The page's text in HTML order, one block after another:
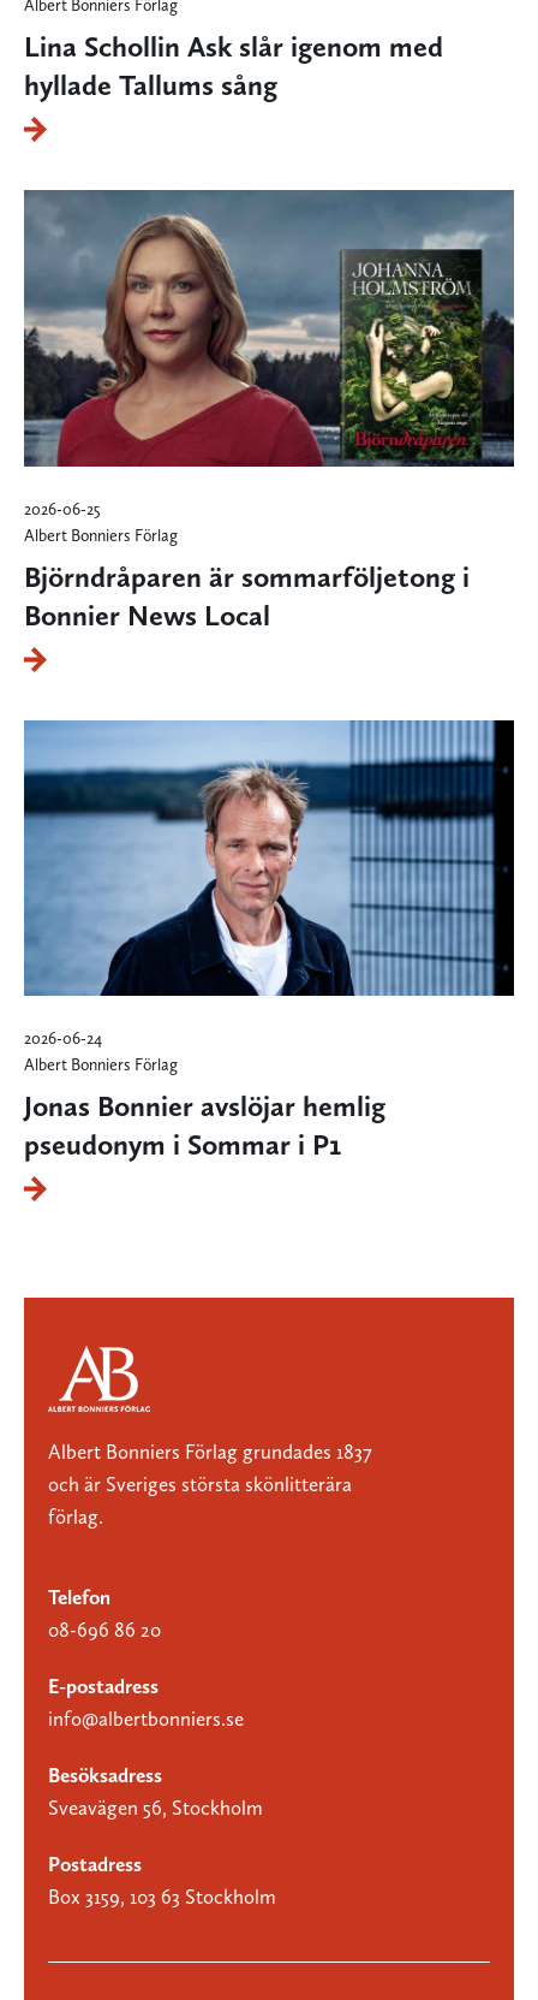
Albert Bonniers Förlag
Lina Schollin Ask slår igenom med
hyllade Tallums sång
2026-06-25
Albert Bonniers Förlag
Björndråparen är sommarföljetong i
Bonnier News Local
2026-06-24
Albert Bonniers Förlag
Jonas Bonnier avslöjar hemlig
pseudonym i Sommar i P1
Albert Bonniers Förlag grundades 1837
och är Sveriges största skönlitterära
förlag.
Telefon
08-696 86 20
E-postadress
info@albertbonniers.se
Besöksadress
Sveavägen 56, Stockholm
Postadress
Box 3159, 103 63 Stockholm